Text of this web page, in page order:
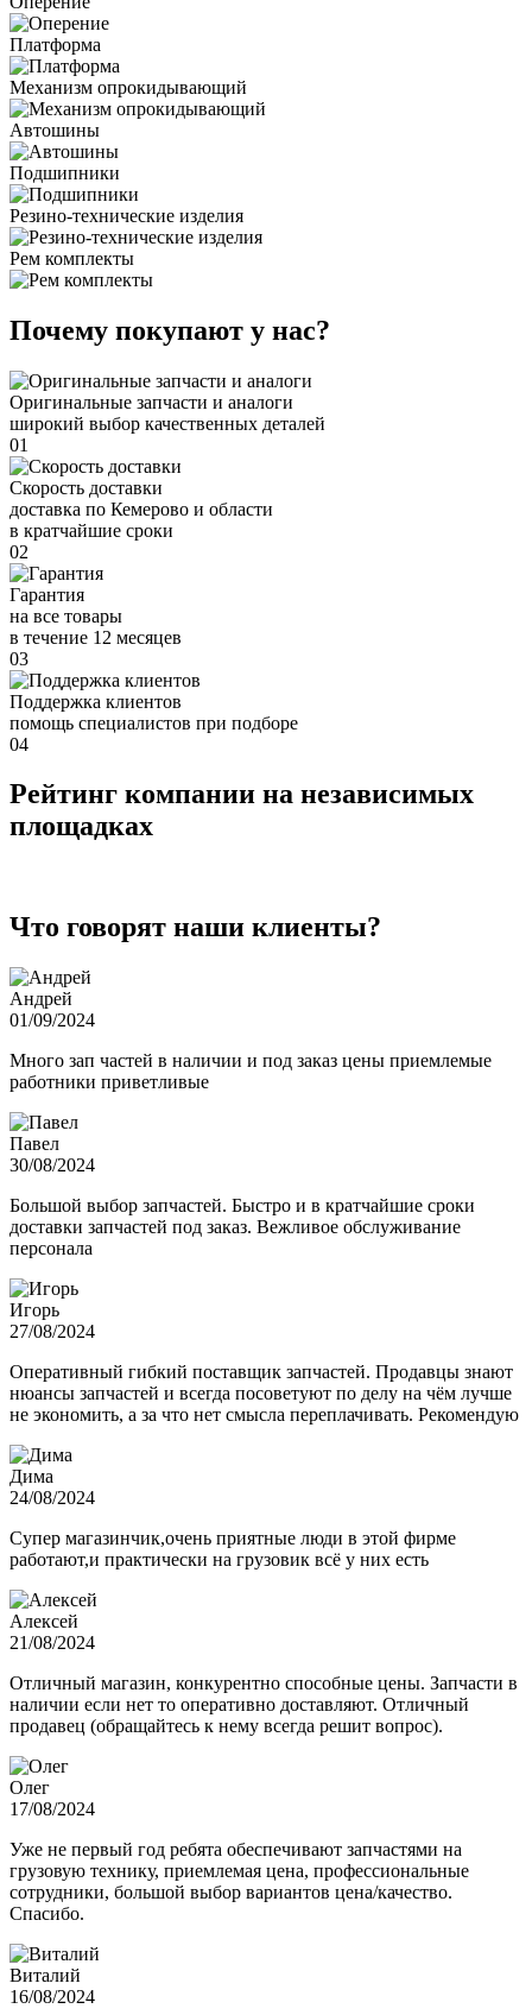
Платформа
Механизм опрокидывающий
Автошины
Подшипники
Резино-технические изделия
Рем комплекты
Почему покупают у нас?
Оригинальные запчасти и аналоги
широкий выбор качественных деталей
01
Скорость доставки
доставка по Кемерово и области
в кратчайшие сроки
02
Гарантия
на все товары
в течение 12 месяцев
03
Поддержка клиентов
помощь специалистов при подборе
04
Рейтинг компании на независимых
площадках
Что говорят наши клиенты?
Андрей
01/09/2024
Много зап частей в наличии и под заказ цены приемлемые
работники приветливые
Павел
30/08/2024
Большой выбор запчастей. Быстро и в кратчайшие сроки
доставки запчастей под заказ. Вежливое обслуживание
персонала
Игорь
27/08/2024
Оперативный гибкий поставщик запчастей. Продавцы знают
нюансы запчастей и всегда посоветуют по делу на чём лучше
не экономить, а за что нет смысла переплачивать. Рекомендую
Дима
24/08/2024
Супер магазинчик,очень приятные люди в этой фирме
работают,и практически на грузовик всё у них есть
Алексей
21/08/2024
Отличный магазин, конкурентно способные цены. Запчасти в
наличии если нет то оперативно доставляют. Отличный
продавец (обращайтесь к нему всегда решит вопрос).
Олег
17/08/2024
Уже не первый год ребята обеспечивают запчастями на
грузовую технику, приемлемая цена, профессиональные
сотрудники, большой выбор вариантов цена/качество.
Спасибо.
Виталий
16/08/2024